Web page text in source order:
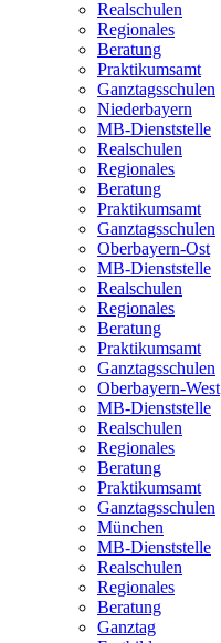
Realschulen
Regionales
Beratung
Praktikumsamt
Ganztagsschulen
Niederbayern
MB-Dienststelle
Realschulen
Regionales
Beratung
Praktikumsamt
Ganztagsschulen
Oberbayern-Ost
MB-Dienststelle
Realschulen
Regionales
Beratung
Praktikumsamt
Ganztagsschulen
Oberbayern-West
MB-Dienststelle
Realschulen
Regionales
Beratung
Praktikumsamt
Ganztagsschulen
München
MB-Dienststelle
Realschulen
Regionales
Beratung
Ganztag